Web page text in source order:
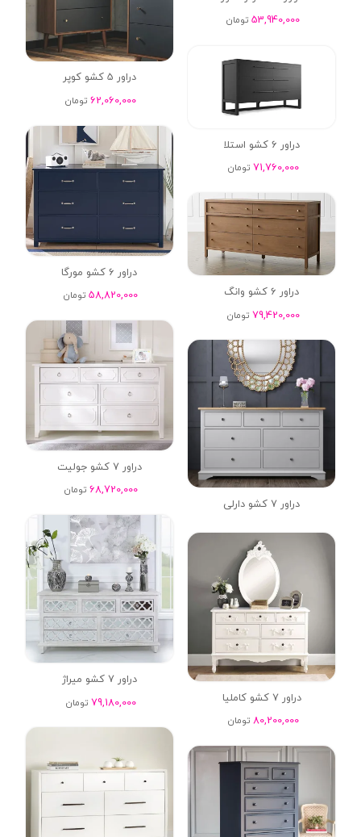
53,940,000 تومان
دراور 5 کشو کوپر
62,060,000 تومان
دراور 6 کشو استلا
71,760,000 تومان
دراور 6 کشو مورگا
58,820,000 تومان
دراور 6 کشو وانگ
79,420,000 تومان
دراور 7 کشو جولیت
68,720,000 تومان
دراور 7 کشو دارلی
دراور 7 کشو میراژ
79,180,000 تومان
دراور 7 کشو کاملیا
80,200,000 تومان